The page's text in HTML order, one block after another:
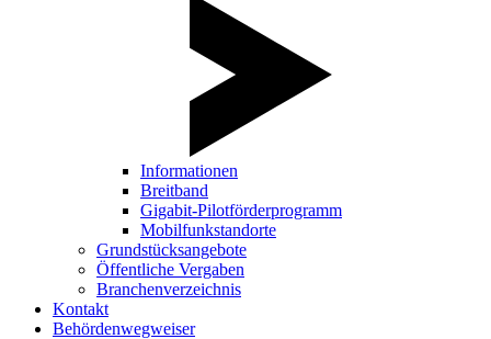
Informationen
Breitband
Gigabit-Pilotförderprogramm
Mobilfunkstandorte
Grundstücksangebote
Öffentliche Vergaben
Branchenverzeichnis
Kontakt
Behördenwegweiser